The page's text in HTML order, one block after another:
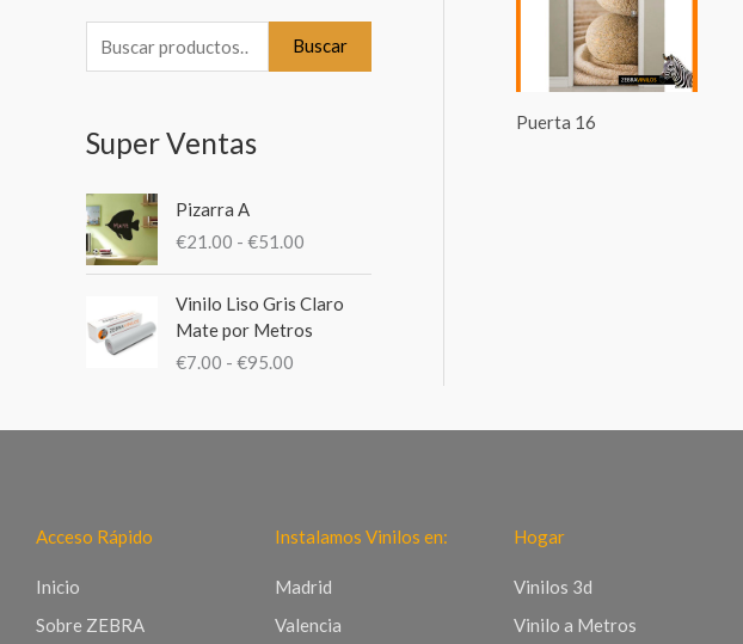
Buscar
Super Ventas
Pizarra A
€21.00 - €51.00
g
o
d
e
s
d
e
Vinilo Liso Gris Claro
Mate por Metros
€7.00 - €95.00
a
n
e
i
s
Puerta 16
Acceso Rápido
Inicio
Sobre ZEBRA
Instalamos Vinilos en:
Madrid
Valencia
Hogar
Vinilos 3d
Vinilo a Metros